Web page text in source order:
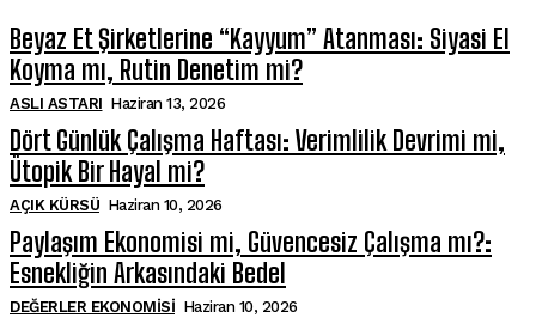
Beyaz Et Şirketlerine “Kayyum” Atanması: Siyasi El
Koyma mı, Rutin Denetim mi?
ASLI ASTARI Haziran 13, 2026
Dört Günlük Çalışma Haftası: Verimlilik Devrimi mi,
Ütopik Bir Hayal mi?
AÇIK KÜRSÜ Haziran 10, 2026
Paylaşım Ekonomisi mi, Güvencesiz Çalışma mı?:
Esnekliğin Arkasındaki Bedel
DEĞERLER EKONOMISI Haziran 10, 2026